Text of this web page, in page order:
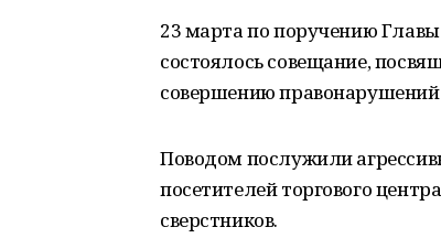
23 марта по поручению
состоялось совещание,
совершению
Поводом послужили
посетителей торгового
сверстников.